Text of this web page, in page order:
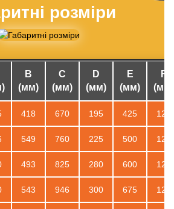
розміри
B
(мм)
C
(мм)
D
(мм)
E
(мм)
F
(мм)
418 670 195 425 125
549 760 225 500 125
493 825 280 600 125
543 946 300 675 125